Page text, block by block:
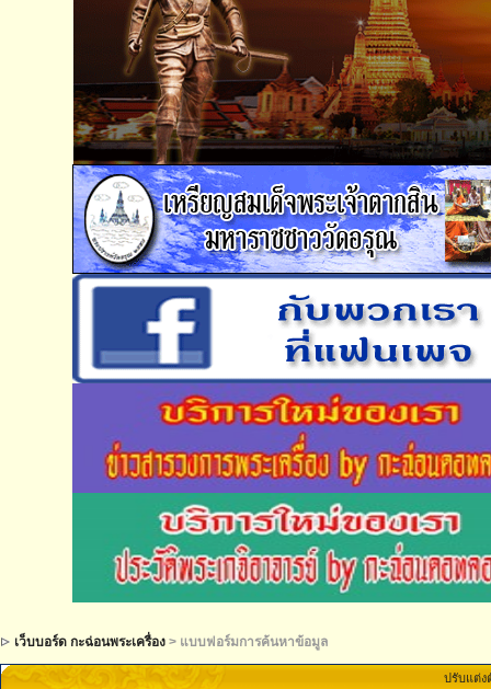
เว็บบอร์ด กะฉ่อนพระเครื่อง > แบบฟอร์มการค้นหาข้อมูล
ปรับแต่ง